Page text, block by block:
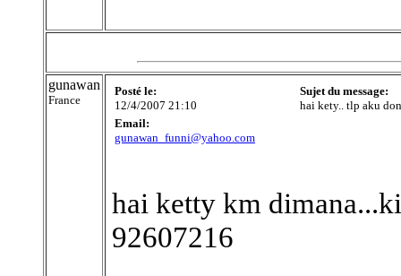
gunawan
France
Posté le:
12/4/2007 21:10
Sujet du message:
hai kety.. tlp aku
Email:
gunawan_funni@yahoo.com
hai ketty km
92607216